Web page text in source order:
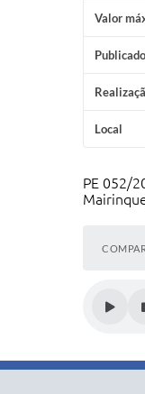
Valor
Local
PE 052/